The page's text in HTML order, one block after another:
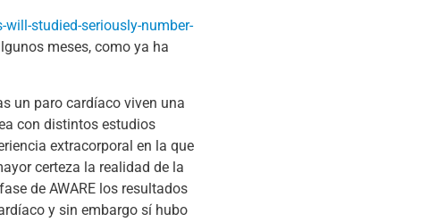
studied-seriously-number-
meses, como ya ha
un paro cardíaco viven una
con distintos estudios
extracorporal en la que
certeza la realidad de la
de AWARE los resultados
y sin embargo sí hubo